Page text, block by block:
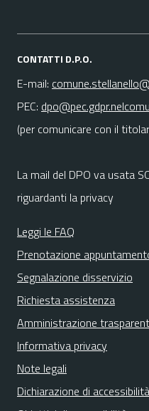
CONTATTI D.P.O.
E-mail:
PEC:
(per comunicare con il
La mail del DPO va usata
riguardanti la privacy
Leggi le FAQ
Prenotazione
Segnalazione disservizio
Richiesta assistenza
Amministrazione
Informativa privacy
Note legali
Dichiarazione di accessibilità